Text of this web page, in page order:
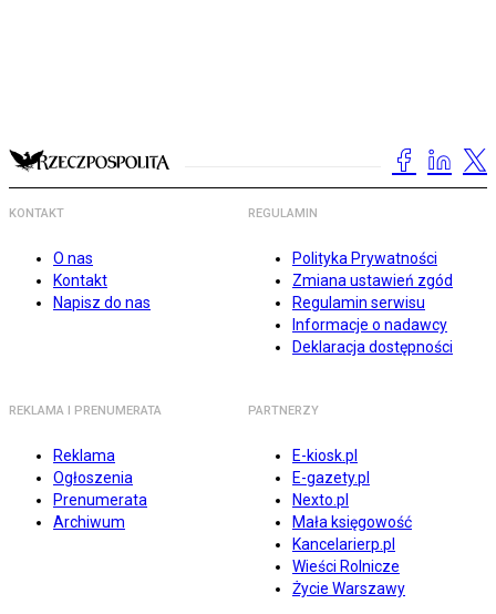
KONTAKT
O nas
Kontakt
Napisz do nas
REGULAMIN
Polityka Prywatności
Zmiana ustawień zgód
Regulamin serwisu
Informacje o nadawcy
Deklaracja dostępności
REKLAMA I PRENUMERATA
Reklama
Ogłoszenia
Prenumerata
Archiwum
PARTNERZY
E-kiosk.pl
E-gazety.pl
Nexto.pl
Mała księgowość
Kancelarierp.pl
Wieści Rolnicze
Życie Warszawy